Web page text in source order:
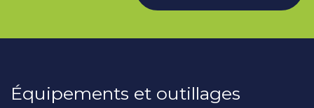
Équipements et outillages